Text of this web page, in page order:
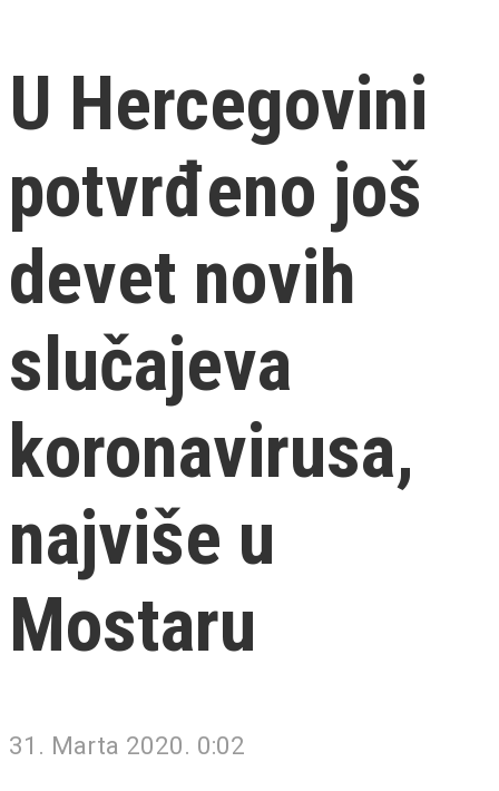
U Hercegovini
potvrđeno još
devet novih
slučajeva
koronavirusa,
najviše u
Mostaru
31. Marta 2020. 0:02